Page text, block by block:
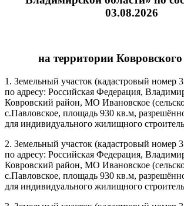
03.08.2026
на территории
1. Земельный участок (кадастровый номер
по адресу: Российская Федерация,
Ковровский район, МО Ивановское
с.Павловское, площадь 930 кв.м,
для индивидуального жилищного
2. Земельный участок (кадастровый номер
по адресу: Российская Федерация,
Ковровский район, МО Ивановское
с.Павловское, площадь 930 кв.м,
для индивидуального жилищного